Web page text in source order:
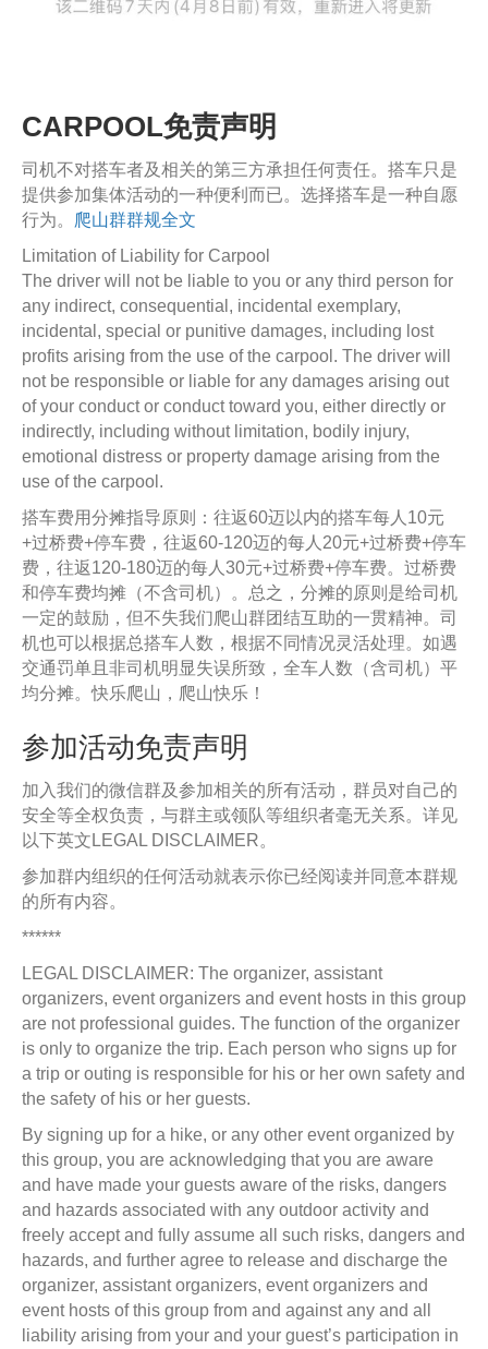
CARPOOL免责声明
司机不对搭车者及相关的第三方承担任何责任。搭车只是
提供参加集体活动的一种便利而已。选择搭车是一种自愿
行为。 爬山群群规全文
Limitation of Liability for Carpool
The driver will not be liable to you or any third person for
any indirect, consequential, incidental exemplary,
incidental, special or punitive damages, including lost
profits arising from the use of the carpool. The driver will
not be responsible or liable for any damages arising out
of your conduct or conduct toward you, either directly or
indirectly, including without limitation, bodily injury,
emotional distress or property damage arising from the
use of the carpool.
搭车费用分摊指导原则：往返60迈以内的搭车每人10元
+过桥费+停车费，往返60-120迈的每人20元+过桥费+停车
费，往返120-180迈的每人30元+过桥费+停车费。过桥费
和停车费均摊（不含司机）。总之，分摊的原则是给司机
一定的鼓励，但不失我们爬山群团结互助的一贯精神。司
机也可以根据总搭车人数，根据不同情况灵活处理。如遇
交通罚单且非司机明显失误所致，全车人数（含司机）平
均分摊。快乐爬山，爬山快乐！
参加活动免责声明
加入我们的微信群及参加相关的所有活动，群员对自己的
安全等全权负责，与群主或领队等组织者毫无关系。详见
以下英文LEGAL DISCLAIMER。
参加群内组织的任何活动就表示你已经阅读并同意本群规
的所有内容。
******
LEGAL DISCLAIMER: The organizer, assistant
organizers, event organizers and event hosts in this group
are not professional guides. The function of the organizer
is only to organize the trip. Each person who signs up for
a trip or outing is responsible for his or her own safety and
the safety of his or her guests.
By signing up for a hike, or any other event organized by
this group, you are acknowledging that you are aware
and have made your guests aware of the risks, dangers
and hazards associated with any outdoor activity and
freely accept and fully assume all such risks, dangers and
hazards, and further agree to release and discharge the
organizer, assistant organizers, event organizers and
event hosts of this group from and against any and all
liability arising from your and your guest’s participation in